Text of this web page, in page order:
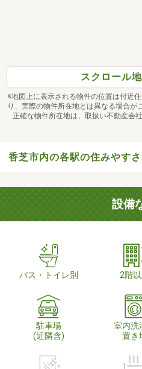
スクロール
※地図上に表示される物件の位置は付近
り、実際の物件所在地とは異なる場合が
正確な物件所在地は、取扱い不動産会
香芝市内の各駅の住みやすさ
設備
バス・トイレ別 2階
駐車場
(近隣含)
室内洗
置き